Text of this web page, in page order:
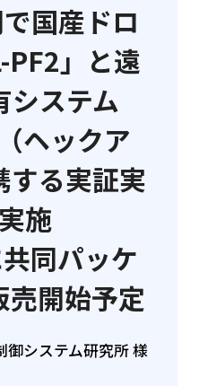
国産ドロ
PF2」と遠
システム
ヘックア
する実証実
施
同パッケ
売開始予定
御システム研究所 様